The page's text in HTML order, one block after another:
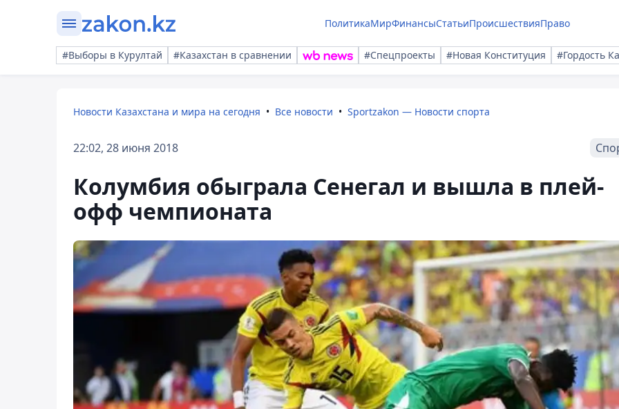
ПолитикаМирФинансыСтатьиПроисшествияПраво
#Выборы в Курултай #Казахстан в сравнении #Спецпроекты #Новая Конституция #Гордость
Новости Казахстана и мира на сегодня Все новости Sportzakon — Новости спорта
22:02, 28 июня 2018
Колумбия обыграла Сенегал и вышла в плей-
офф чемпионата